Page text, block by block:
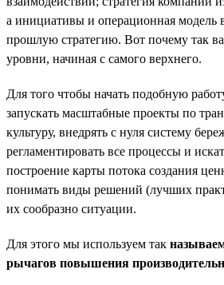
а инициативы и операционная модель
прошлую стратегию. Вот почему так
уровни, начиная с самого верхнего.
Для того чтобы начать подобную
запускать масштабные проекты по
культуру, внедрять с нуля систему
регламентировать все процессы и
построение карты потока создания
понимать виды решений (лучших
их сообразно ситуации.
Для этого мы используем так
рычагов повышения